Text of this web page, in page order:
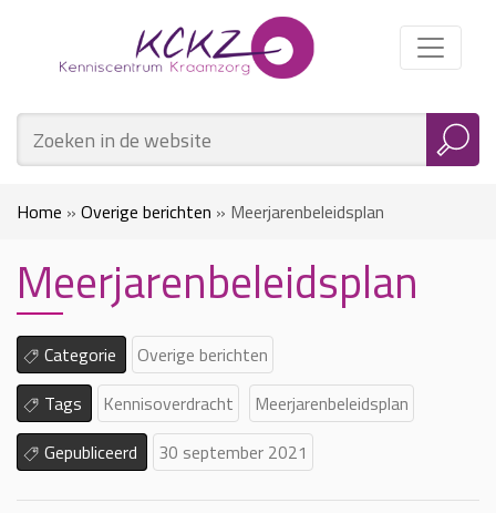
Home » Overige berichten » Meerjarenbeleidsplan
Meerjarenbeleidsplan
Categorie
Overige berichten
Tags
Kennisoverdracht
Meerjarenbeleidsplan
Gepubliceerd
30 september 2021